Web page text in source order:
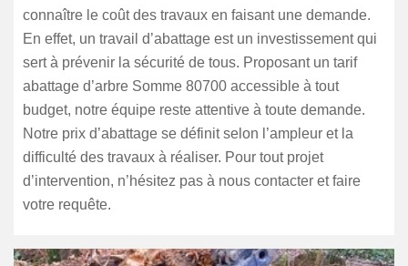
connaître le coût des travaux en faisant une demande.
En effet, un travail d’abattage est un investissement qui
sert à prévenir la sécurité de tous. Proposant un tarif
abattage d’arbre Somme 80700 accessible à tout
budget, notre équipe reste attentive à toute demande.
Notre prix d’abattage se définit selon l’ampleur et la
difficulté des travaux à réaliser. Pour tout projet
d’intervention, n’hésitez pas à nous contacter et faire
votre requête.